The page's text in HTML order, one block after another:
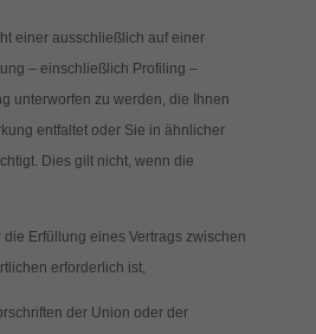
einer ausschließlich auf einer
– einschließlich Profiling –
unterworfen zu werden, die Ihnen
entfaltet oder Sie in ähnlicher
Dies gilt nicht, wenn die
Erfüllung eines Vertrags zwischen
erforderlich ist,
der Union oder der